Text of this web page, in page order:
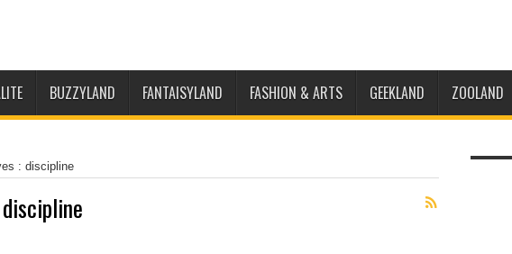
BUZZYLAND FANTAISYLAND FASHION & ARTS GEEKLAND ZOOLAND
: discipline
discipline